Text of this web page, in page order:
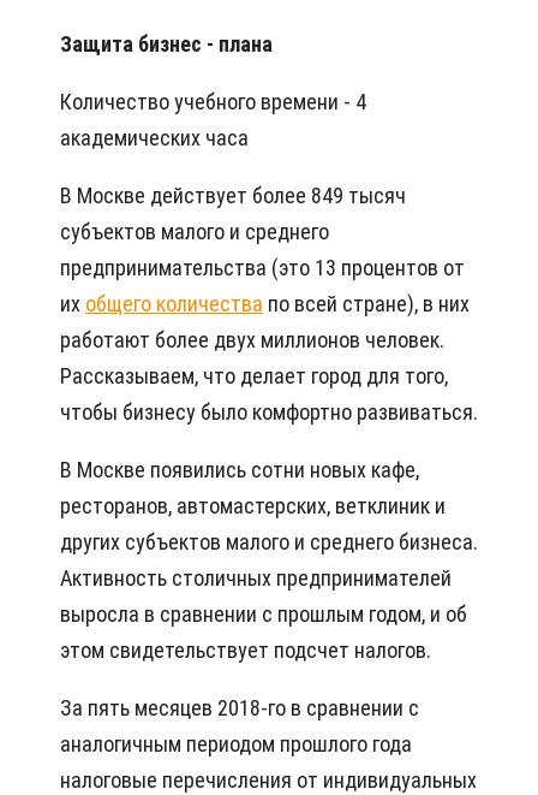
Защита бизнес - плана
Количество учебного времени - 4
академических часа
В Москве действует более 849 тысяч
субъектов малого и среднего
предпринимательства (это 13 процентов от
их общего количества по всей стране), в них
работают более двух миллионов человек.
Рассказываем, что делает город для того,
чтобы бизнесу было комфортно развиваться.
В Москве появились сотни новых кафе,
ресторанов, автомастерских, ветклиник и
других субъектов малого и среднего бизнеса.
Активность столичных предпринимателей
выросла в сравнении с прошлым годом, и об
этом свидетельствует подсчет налогов.
За пять месяцев 2018-го в сравнении с
аналогичным периодом прошлого года
налоговые перечисления от индивидуальных